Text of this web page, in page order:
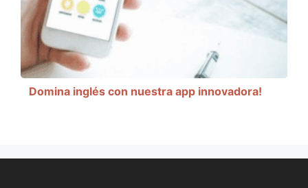
Domina inglés con nuestra app innovadora!